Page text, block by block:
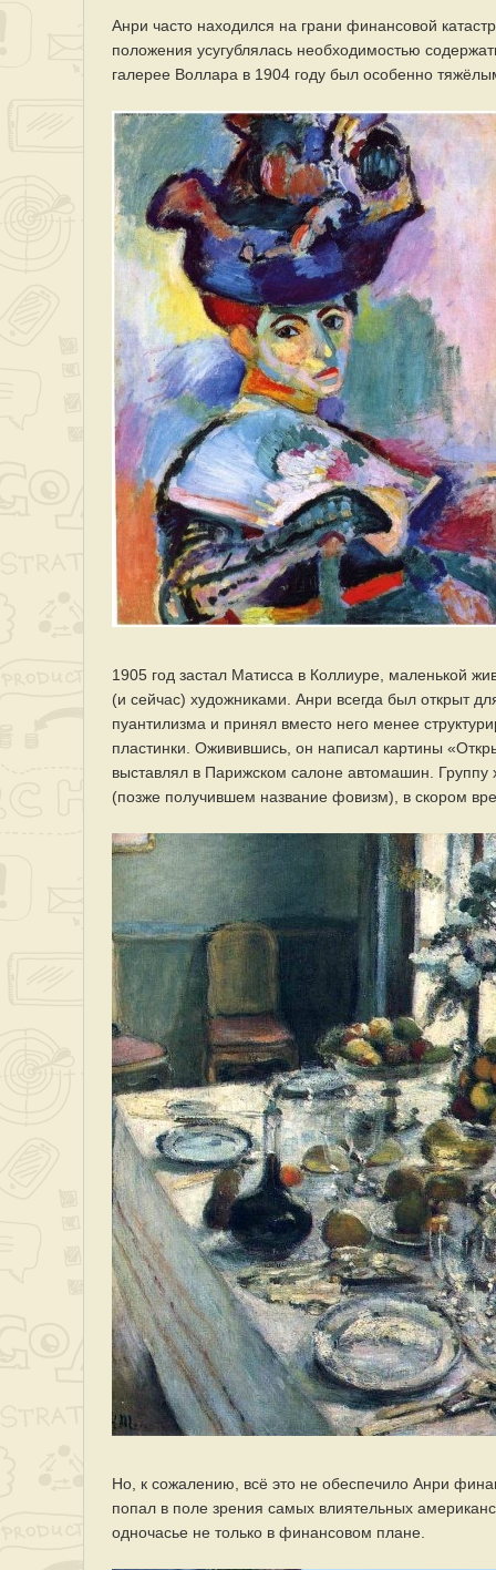
Анри часто находился на грани финансовой
положения усугублялась необходимостью
галерее Воллара в 1904 году был особенно
1905 год застал Матисса в Коллиуре, маленькой
(и сейчас) художниками. Анри всегда был открыт
пуантилизма и принял вместо него менее
пластинки. Оживившись, он написал картины
выставлял в Парижском салоне автомашин.
(позже получившем название фовизм), в скором
Но, к сожалению, всё это не обеспечило Анри
попал в поле зрения самых влиятельных
одночасье не только в финансовом плане.